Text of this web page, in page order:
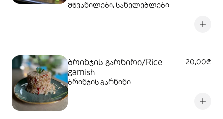
მწვანილები, სანელებლები
ბრინჯის გარნირი/Rice
garnish
20,00₾
ბრინჯის გარნინი